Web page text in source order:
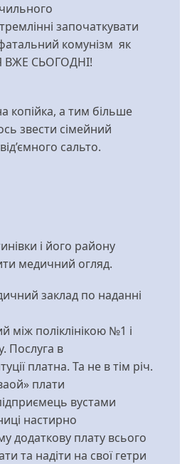
започаткувати
комунізм як
СЬОГОДНІ!
копійка, а тим більше
звести сімейний
сальто.
і його району
медичний огляд.
заклад по наданні
між поліклінікою №1 і
Послуга в
платна. Та не в тім річ.
плати
вустами
настирно
додаткову плату всього
та надіти на свої гетри